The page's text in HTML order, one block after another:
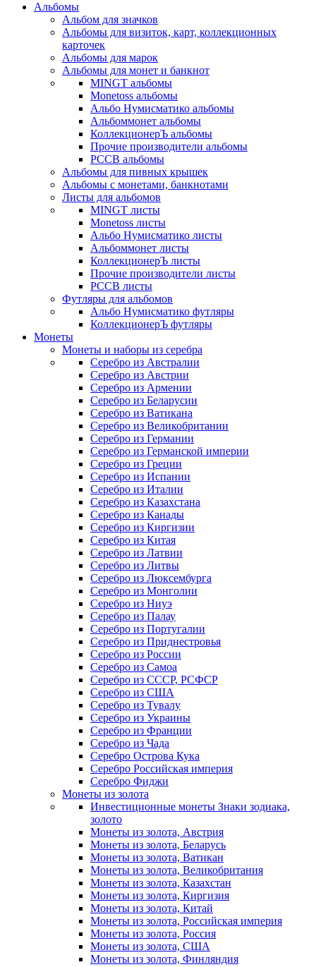
Альбомы
Альбом для значков
Альбомы для визиток, карт, коллекционных
карточек
Альбомы для марок
Альбомы для монет и банкнот
MINGT альбомы
Monetoss альбомы
Альбо Нумисматико альбомы
Альбоммонет альбомы
КоллекционерЪ альбомы
Прочие производители альбомы
РССВ альбомы
Альбомы для пивных крышек
Альбомы с монетами, банкнотами
Листы для альбомов
MINGT листы
Monetoss листы
Альбо Нумисматико листы
Альбоммонет листы
КоллекционерЪ листы
Прочие производители листы
РССВ листы
Футляры для альбомов
Альбо Нумисматико футляры
КоллекционерЪ футляры
Монеты
Монеты и наборы из серебра
Серебро из Австралии
Серебро из Австрии
Серебро из Армении
Серебро из Беларусии
Серебро из Ватикана
Серебро из Великобритании
Серебро из Германии
Серебро из Германской империи
Серебро из Греции
Серебро из Испании
Серебро из Италии
Серебро из Казахстана
Серебро из Канады
Серебро из Киргизии
Серебро из Китая
Серебро из Латвии
Серебро из Литвы
Серебро из Люксембурга
Серебро из Монголии
Серебро из Ниуэ
Серебро из Палау
Серебро из Португалии
Серебро из Приднестровья
Серебро из России
Серебро из Самоа
Серебро из СССР, РСФСР
Серебро из США
Серебро из Тувалу
Серебро из Украины
Серебро из Франции
Серебро из Чада
Серебро Острова Кука
Серебро Российская империя
Серебро Фиджи
Монеты из золота
Инвестиционные монеты Знаки зодиака,
золото
Монеты из золота, Австрия
Монеты из золота, Беларусь
Монеты из золота, Ватикан
Монеты из золота, Великобритания
Монеты из золота, Казахстан
Монеты из золота, Киргизия
Монеты из золота, Китай
Монеты из золота, Российская империя
Монеты из золота, Россия
Монеты из золота, США
Монеты из золота, Финляндия